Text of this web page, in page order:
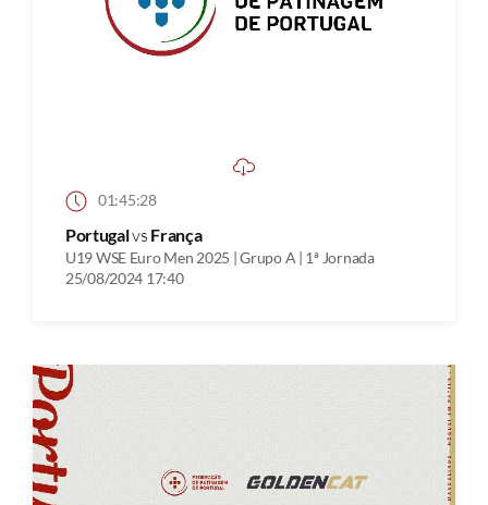
01:45:28
Portugalvs França
U19 WSE Euro Men 2025 | Grupo A | 1ª Jornada
25/08/2024 17:40